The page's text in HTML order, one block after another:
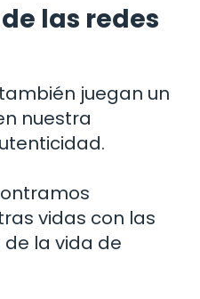
las redes
juegan un
nuestra
vidas con las
la vida de